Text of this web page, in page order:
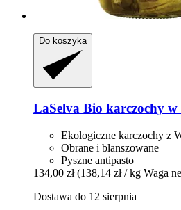
Do koszyka
LaSelva Bio karczochy w
Ekologiczne karczochy z
Obrane i blanszowane
Pyszne antipasto
134,00 zł (138,14 zł / kg Waga
Dostawa do 12 sierpnia